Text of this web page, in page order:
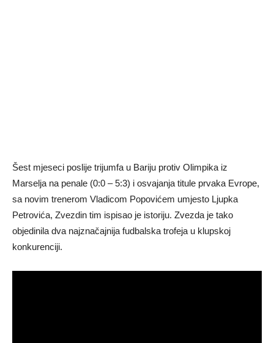
Šest mjeseci poslije trijumfa u Bariju protiv Olimpika iz
Marselja na penale (0:0 – 5:3) i osvajanja titule prvaka Evrope,
sa novim trenerom Vladicom Popovićem umjesto Ljupka
Petrovića, Zvezdin tim ispisao je istoriju. Zvezda je tako
objedinila dva najznačajnija fudbalska trofeja u klupskoj
konkurenciji.